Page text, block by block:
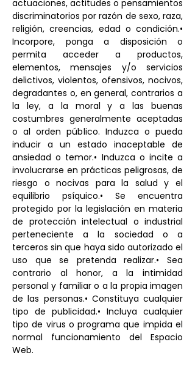
actuaciones, actitudes o pensamientos
discriminatorios por razón de sexo, raza,
religión, creencias, edad o condición.•
Incorpore, ponga a disposición o
permita acceder a productos,
elementos, mensajes y/o servicios
delictivos, violentos, ofensivos, nocivos,
degradantes o, en general, contrarios a
la ley, a la moral y a las buenas
costumbres generalmente aceptadas
o al orden público. Induzca o pueda
inducir a un estado inaceptable de
ansiedad o temor.• Induzca o incite a
involucrarse en prácticas peligrosas, de
riesgo o nocivas para la salud y el
equilibrio psíquico.• Se encuentra
protegido por la legislación en materia
de protección intelectual o industrial
perteneciente a la sociedad o a
terceros sin que haya sido autorizado el
uso que se pretenda realizar.• Sea
contrario al honor, a la intimidad
personal y familiar o a la propia imagen
de las personas.• Constituya cualquier
tipo de publicidad.• Incluya cualquier
tipo de virus o programa que impida el
normal funcionamiento del Espacio
Web.